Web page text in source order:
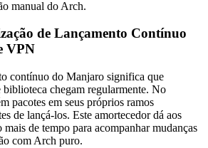
manual do Arch.
de Lançamento Contínuo
VPN
contínuo do Manjaro significa que
biblioteca chegam regularmente. No
pacotes em seus próprios ramos
de lançá-los. Este amortecedor dá aos
de tempo para acompanhar mudanças
com Arch puro.